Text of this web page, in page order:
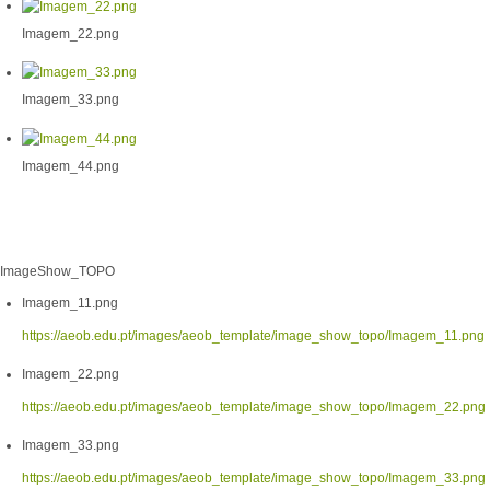
Imagem_22.png
Imagem_33.png
Imagem_44.png
ImageShow_TOPO
Imagem_11.png
https://aeob.edu.pt/images/aeob_template/image_show_topo/Imagem_11.png
Imagem_22.png
https://aeob.edu.pt/images/aeob_template/image_show_topo/Imagem_22.png
Imagem_33.png
https://aeob.edu.pt/images/aeob_template/image_show_topo/Imagem_33.png